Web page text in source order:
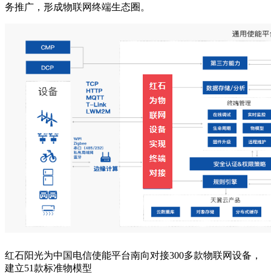
务推广，形成物联网终端生态圈。
红石阳光为中国电信使能平台南向对接300多款物联网设备，
建立51款标准物模型